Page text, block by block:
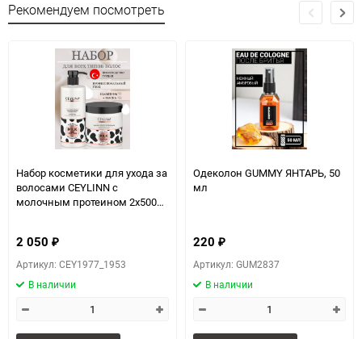
Рекомендуем посмотреть
Набор косметики для ухода за
волосами CEYLINN с
молочным протеином 2х500
2 050 ₽
Артикул: CEY1977_1953
В наличии
Одеколон GUMMY ЯНТАРЬ, 50
мл
220 ₽
Артикул: GUM2837
В наличии